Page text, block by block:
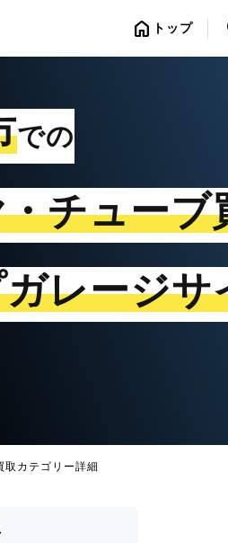
home トップ
での
チューブ
レージサ
取カテゴリー詳細